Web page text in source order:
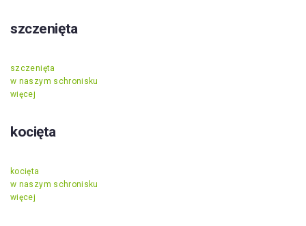
szczenięta
szczenięta
w naszym schronisku
więcej
kocięta
kocięta
w naszym schronisku
więcej